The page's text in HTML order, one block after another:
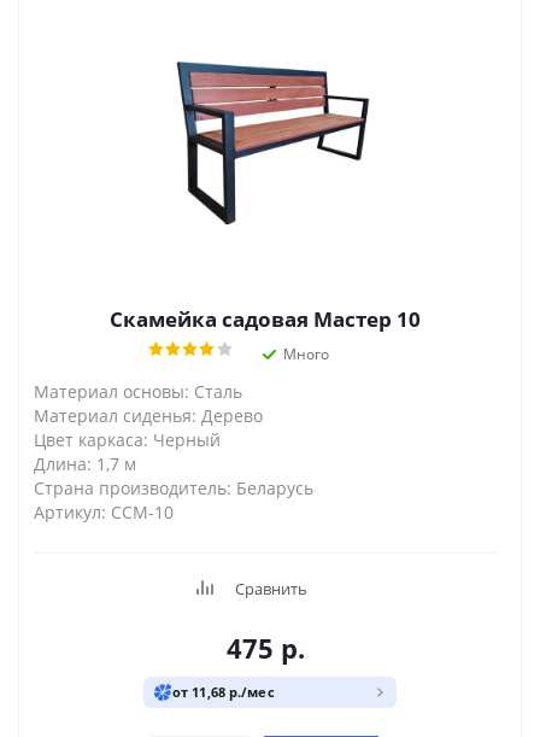
Скамейка садовая Мастер 10
Много
Материал основы: Сталь
Материал сиденья: Дерево
Цвет каркаса: Черный
Длина: 1,7 м
Страна производитель: Беларусь
Артикул: ССМ-10
Сравнить
475 р.
от 11,68 р./мес